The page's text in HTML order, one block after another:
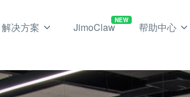
解决方案 JimoClaw
NEW
帮助中心